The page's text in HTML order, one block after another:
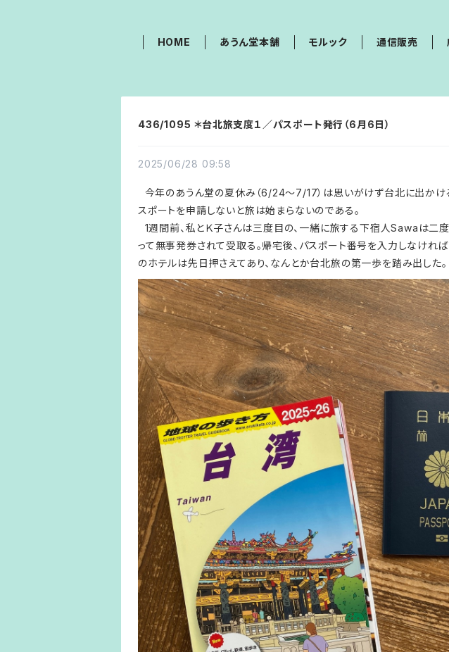
HOME あうん堂本舗 モルック 通信販売
436/1095 ＊台北旅支度１／パスポート発行（6月6日）
2025/06/28 09:58
今年のあうん堂の夏休み（6/24～7/17）は思いがけず台北に出かけ
スポートを申請しないと旅は始まらないのである。
1週間前、私とＫ子さんは三度目の、一緒に旅する下宿人Sawaは二
って無事発券されて受取る。帰宅後、パスポート番号を入力しなけれ
のホテルは先日押さえてあり、なんとか台北旅の第一歩を踏み出した。